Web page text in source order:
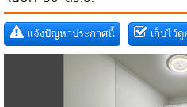
แจ้งปัญหาประกาศนี้ เก็บไว้